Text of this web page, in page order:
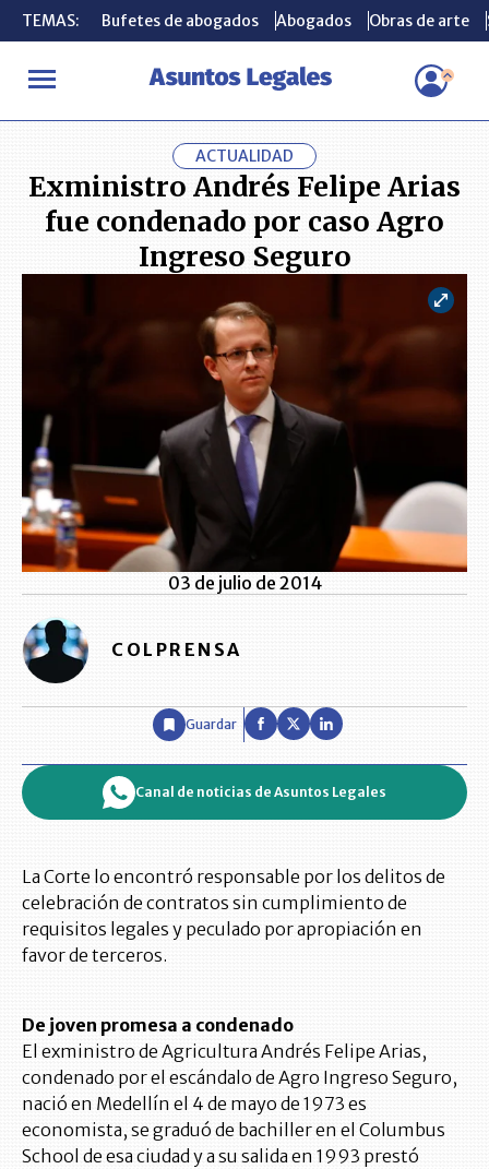
TEMAS: Bufetes de abogados Abogados Obras de arte
INICIO ACTUALIDAD Exministro Andrés Felipe Arias fue
TEMAS: Bufetes de abogados Abogados Obras de arte
ACTUALIDAD
Exministro Andrés Felipe Arias
fue condenado por caso Agro
Ingreso Seguro
03 de julio de 2014
COLPRENSA
Guardar
Canal de noticias de Asuntos Legales
La Corte lo encontró responsable por los delitos de
celebración de contratos sin cumplimiento de
requisitos legales y peculado por apropiación en
favor de terceros.
De joven promesa a condenado
El exministro de Agricultura Andrés Felipe Arias,
condenado por el escándalo de Agro Ingreso Seguro,
nació en Medellín el 4 de mayo de 1973 es
economista, se graduó de bachiller en el Columbus
School de esa ciudad y a su salida en 1993 prestó